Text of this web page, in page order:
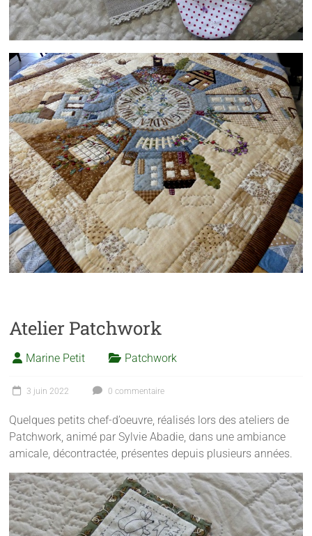
Atelier Patchwork
Marine Petit Patchwork
3 juin 2022 0 commentaire
Quelques petits chef-d’oeuvre, réalisés lors des ateliers de
Patchwork, animé par Sylvie Abadie, dans une ambiance
amicale, décontractée, présentes depuis plusieurs années.